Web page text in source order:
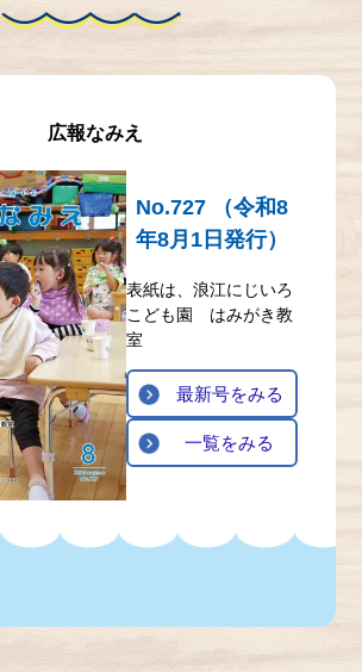
広報なみえ
No.727 （令和8
年8月1日発行）
表紙は、浪江にじいろ
こども園 はみがき教
室
最新号をみる
一覧をみる